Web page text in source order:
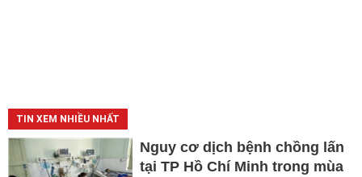
TIN XEM NHIỀU NHẤT
Nguy cơ dịch bệnh chồng lấn
tại TP Hồ Chí Minh trong mùa